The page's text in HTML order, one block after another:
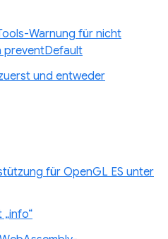
Warnung für nicht
preventDefault
und entweder
für OpenGL ES unter